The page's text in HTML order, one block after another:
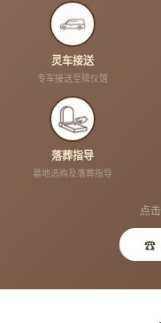
灵车接送
专车接送至殡仪馆
落葬指导
墓地选购及落葬指导
点
☎